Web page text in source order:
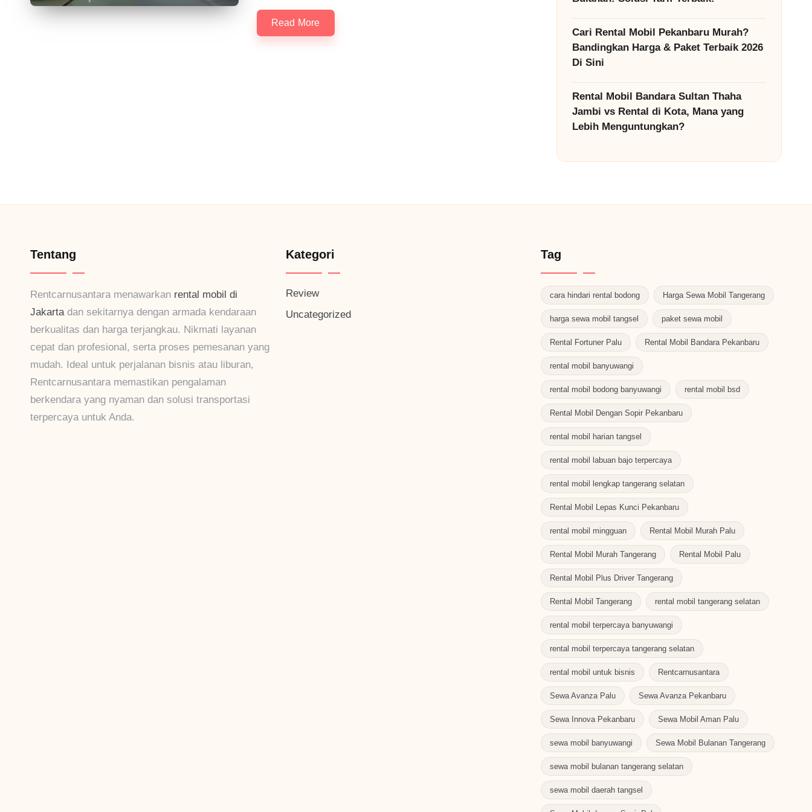
Read More
Cari Rental Mobil Pekanbaru Murah?
Bandingkan Harga & Paket Terbaik 2026
Di Sini
Rental Mobil Bandara Sultan Thaha
Jambi vs Rental di Kota, Mana yang
Lebih Menguntungkan?
Tentang
Rentcarnusantara menawarkan rental mobil di
Jakartadan sekitarnya dengan armada kendaraan
berkualitas dan harga terjangkau. Nikmati layanan
cepat dan profesional, serta proses pemesanan yang
mudah. Ideal untuk perjalanan bisnis atau liburan,
Rentcarnusantara memastikan pengalaman
berkendara yang nyaman dan solusi transportasi
terpercaya untuk Anda.
Kategori
Review
Uncategorized
Tag
cara hindari rental bodong Harga Sewa Mobil Tangerang
harga sewa mobil tangsel paket sewa mobil
Rental Fortuner Palu Rental Mobil Bandara Pekanbaru
rental mobil banyuwangi
rental mobil bodong banyuwangi rental mobil bsd
Rental Mobil Dengan Sopir Pekanbaru
rental mobil harian tangsel
rental mobil labuan bajo terpercaya
rental mobil lengkap tangerang selatan
Rental Mobil Lepas Kunci Pekanbaru
rental mobil mingguan Rental Mobil Murah Palu
Rental Mobil Murah Tangerang Rental Mobil Palu
Rental Mobil Plus Driver Tangerang
Rental Mobil Tangerang rental mobil tangerang selatan
rental mobil terpercaya banyuwangi
rental mobil terpercaya tangerang selatan
rental mobil untuk bisnis Rentcarnusantara
Sewa Avanza Palu Sewa Avanza Pekanbaru
Sewa Innova Pekanbaru Sewa Mobil Aman Palu
sewa mobil banyuwangi Sewa Mobil Bulanan Tangerang
sewa mobil bulanan tangerang selatan
sewa mobil daerah tangsel